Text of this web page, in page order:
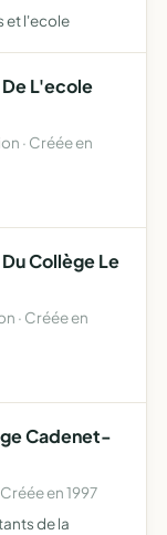
et l'ecole
L'ecole
· Créée en
Collège Le
· Créée en
Cadenet-
en 1997
de la